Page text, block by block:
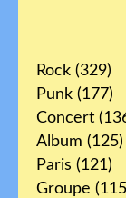
Rock (329)
Punk (177)
Concert
Album (125)
Paris (121)
Groupe